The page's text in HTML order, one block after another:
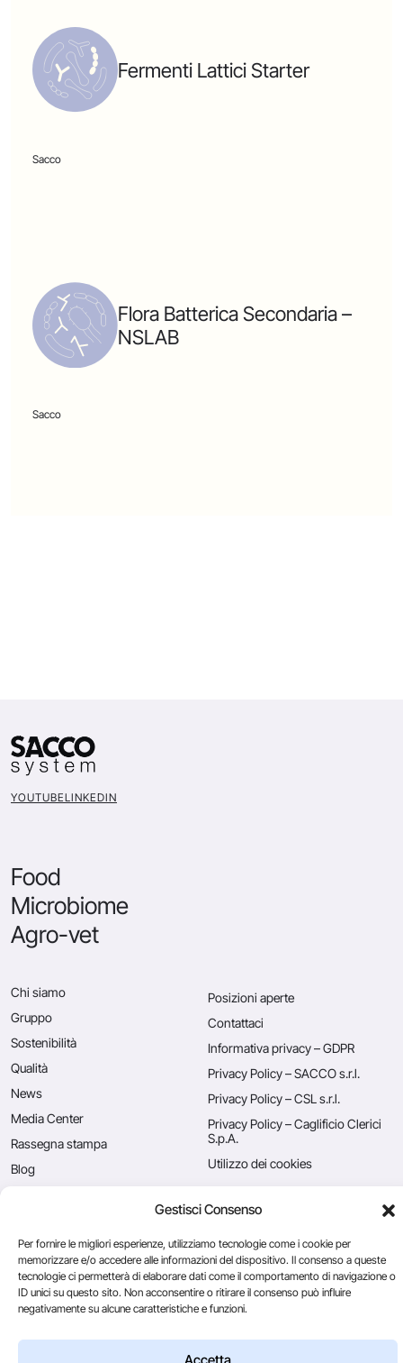
Gestisci Consenso
Per fornire le migliori esperienze, utilizziamo tecnologie come i cookie per
memorizzare e/o accedere alle informazioni del dispositivo. Il consenso a queste
tecnologie ci permetterà di elaborare dati come il comportamento di navigazione o
ID unici su questo sito. Non acconsentire o ritirare il consenso può influire
negativamente su alcune caratteristiche e funzioni.
Accetta
Fermenti Lattici Starter
Sacco
Flora Batterica Secondaria –
NSLAB
Sacco
YOUTUBELINKEDIN
Food
Microbiome
Agro-vet
Chi siamo
Gruppo
Sostenibilità
Qualità
News
Media Center
Rassegna stampa
Blog
Posizioni aperte
Contattaci
Informativa privacy – GDPR
Privacy Policy – SACCO s.r.l.
Privacy Policy – CSL s.r.l.
Privacy Policy – Caglificio Clerici
S.p.A.
Utilizzo dei cookies
Caglificio Clerici
CSL Usa
Ingredients
by Sacco System